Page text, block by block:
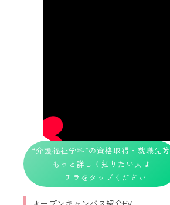
“介護福祉学科”の資格取得・就職先等
もっと詳しく知りたい人は
コチラをタップください